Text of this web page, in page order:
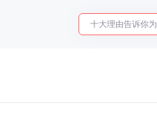
入职体检在线预约